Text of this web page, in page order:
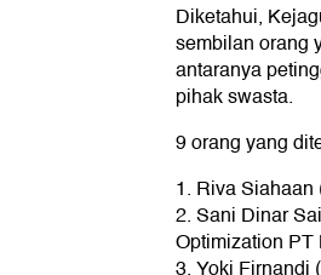
Diketahui,
sembilan orang
antaranya
pihak swasta.
9 orang yang
1. Riva
2. Sani Dinar
Optimization